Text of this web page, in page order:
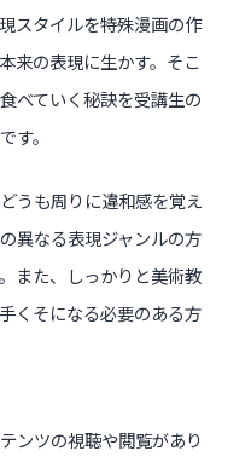
スタイルを特殊漫画の作
来の表現に生かす。そこ
べていく秘訣を受講生の
す。
うも周りに違和感を覚え
異なる表現ジャンルの方
また、しっかりと美術教
くそになる必要のある方
ンツの視聴や閲覧があり